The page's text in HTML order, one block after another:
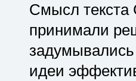
Смысл текста
принимали
идеи